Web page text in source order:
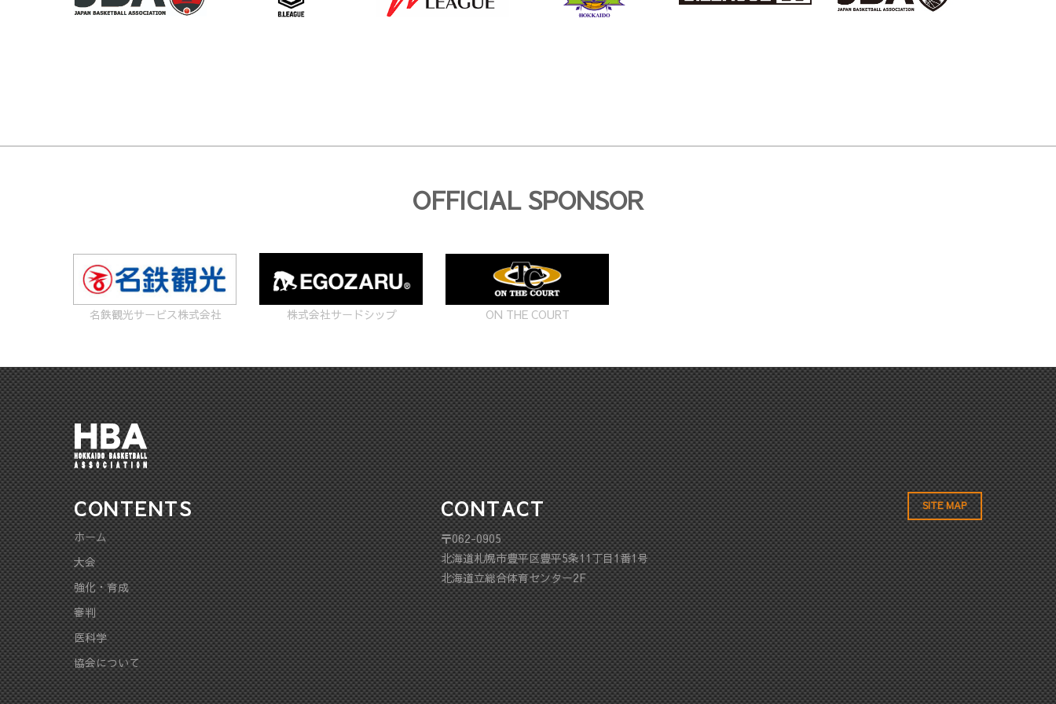
OFFICIAL SPONSOR
名鉄観光サービス株式会社 株式会社サードシップ ON THE COURT
CONTENTS
ホーム
大会
強化・育成
審判
医科学
協会について
CONTACT
〒062-0905
北海道札幌市豊平区豊平5条11丁目1番1号
北海道立総合体育センター2F
SITE MAP